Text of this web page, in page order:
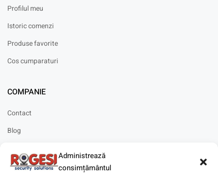
Administrează
consimțământul
Profilul meu
Istoric comenzi
Produse favorite
Cos cumparaturi
COMPANIE
Contact
Blog
Solicitare instalare